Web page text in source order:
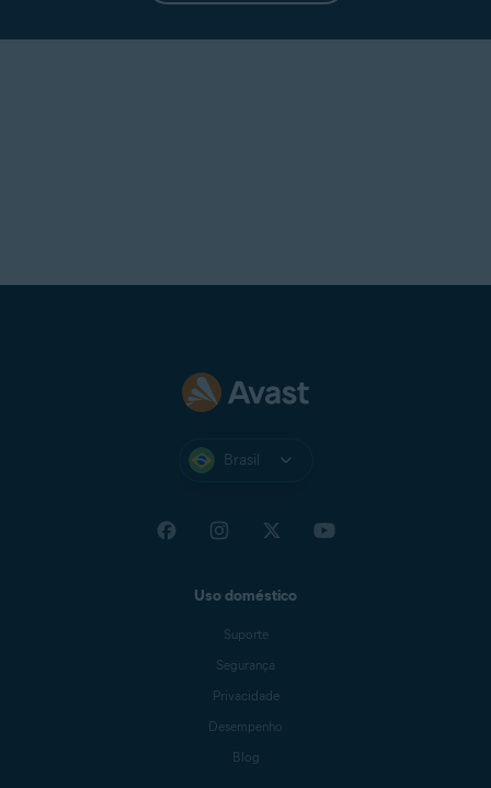
Brasil
Uso doméstico
Suporte
Segurança
Privacidade
Desempenho
Blog